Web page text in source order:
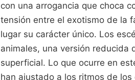
con una arrogancia que choca
tensión entre el exotismo de la
lugar su carácter único. Los
animales, una versión reducida
superficial. Lo que ocurre en
han ajustado a los ritmos de